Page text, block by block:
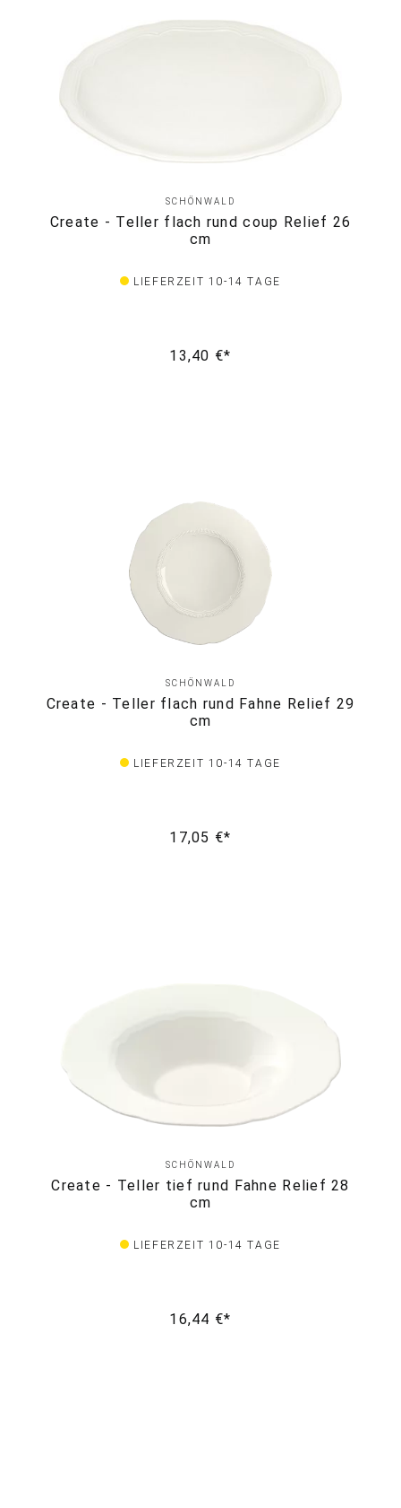
SCHÖNWALD
Create - Teller flach rund coup Relief 26
cm
LIEFERZEIT 10-14 TAGE
13,40 €*
SCHÖNWALD
Create - Teller flach rund Fahne Relief 29
cm
LIEFERZEIT 10-14 TAGE
17,05 €*
SCHÖNWALD
Create - Teller tief rund Fahne Relief 28
cm
LIEFERZEIT 10-14 TAGE
16,44 €*